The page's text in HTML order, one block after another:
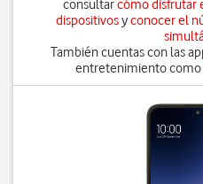
consultarcómo disfrutar
dispositivosyconocer el
También cuentas con las
entretenimiento como